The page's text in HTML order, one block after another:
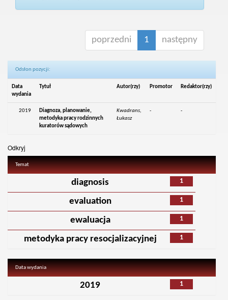
poprzedni 1 następny
Odsłon pozycji:
Data
wydania
Tytuł Autor(rzy) Promotor Redaktor(rzy)
2019
Diagnoza, planowanie,
metodyka pracy rodzinnych
kuratorów sądowych
Kwadrans,
Łukasz
- -
Odkryj
Temat
1
diagnosis
1
evaluation
1
ewaluacja
1
metodyka pracy resocjalizacyjnej
Data wydania
1
2019